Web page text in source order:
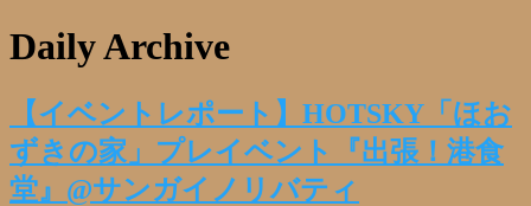
Daily Archive
【イベントレポート】HOTSKY「ほお
ずきの家」プレイベント『出張！港食
堂』@サンガイノリバティ